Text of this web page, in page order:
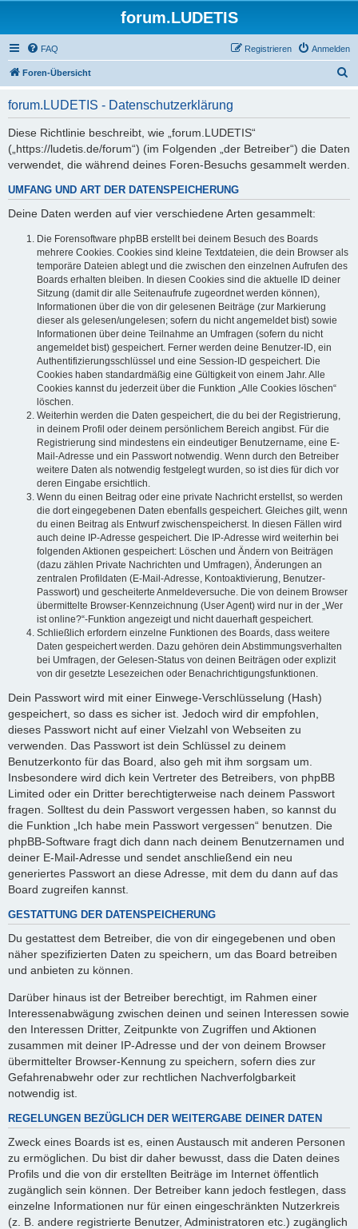
forum.LUDETIS
FAQ Anmelden
Registrieren
Foren-Übersicht
forum.LUDETIS - Datenschutzerklärung
Diese Richtlinie beschreibt, wie „forum.LUDETIS“
(„https://ludetis.de/forum“) (im Folgenden „der Betreiber“) die Daten
verwendet, die während deines Foren-Besuchs gesammelt werden.
UMFANG UND ART DER DATENSPEICHERUNG
Deine Daten werden auf vier verschiedene Arten gesammelt:
Die Forensoftware phpBB erstellt bei deinem Besuch des Boards
mehrere Cookies. Cookies sind kleine Textdateien, die dein Browser als
temporäre Dateien ablegt und die zwischen den einzelnen Aufrufen des
Boards erhalten bleiben. In diesen Cookies sind die aktuelle ID deiner
Sitzung (damit dir alle Seitenaufrufe zugeordnet werden können),
Informationen über die von dir gelesenen Beiträge (zur Markierung
dieser als gelesen/ungelesen; sofern du nicht angemeldet bist) sowie
Informationen über deine Teilnahme an Umfragen (sofern du nicht
angemeldet bist) gespeichert. Ferner werden deine Benutzer-ID, ein
Authentifizierungsschlüssel und eine Session-ID gespeichert. Die
Cookies haben standardmäßig eine Gültigkeit von einem Jahr. Alle
Cookies kannst du jederzeit über die Funktion „Alle Cookies löschen“
löschen.
Weiterhin werden die Daten gespeichert, die du bei der Registrierung,
in deinem Profil oder deinem persönlichem Bereich angibst. Für die
Registrierung sind mindestens ein eindeutiger Benutzername, eine E-
Mail-Adresse und ein Passwort notwendig. Wenn durch den Betreiber
weitere Daten als notwendig festgelegt wurden, so ist dies für dich vor
deren Eingabe ersichtlich.
Wenn du einen Beitrag oder eine private Nachricht erstellst, so werden
die dort eingegebenen Daten ebenfalls gespeichert. Gleiches gilt, wenn
du einen Beitrag als Entwurf zwischenspeicherst. In diesen Fällen wird
auch deine IP-Adresse gespeichert. Die IP-Adresse wird weiterhin bei
folgenden Aktionen gespeichert: Löschen und Ändern von Beiträgen
(dazu zählen Private Nachrichten und Umfragen), Änderungen an
zentralen Profildaten (E-Mail-Adresse, Kontoaktivierung, Benutzer-
Passwort) und gescheiterte Anmeldeversuche. Die von deinem Browser
übermittelte Browser-Kennzeichnung (User Agent) wird nur in der „Wer
ist online?“-Funktion angezeigt und nicht dauerhaft gespeichert.
Schließlich erfordern einzelne Funktionen des Boards, dass weitere
Daten gespeichert werden. Dazu gehören dein Abstimmungsverhalten
bei Umfragen, der Gelesen-Status von deinen Beiträgen oder explizit
von dir gesetzte Lesezeichen oder Benachrichtigungsfunktionen.
Dein Passwort wird mit einer Einwege-Verschlüsselung (Hash)
gespeichert, so dass es sicher ist. Jedoch wird dir empfohlen,
dieses Passwort nicht auf einer Vielzahl von Webseiten zu
verwenden. Das Passwort ist dein Schlüssel zu deinem
Benutzerkonto für das Board, also geh mit ihm sorgsam um.
Insbesondere wird dich kein Vertreter des Betreibers, von phpBB
Limited oder ein Dritter berechtigterweise nach deinem Passwort
fragen. Solltest du dein Passwort vergessen haben, so kannst du
die Funktion „Ich habe mein Passwort vergessen“ benutzen. Die
phpBB-Software fragt dich dann nach deinem Benutzernamen und
deiner E-Mail-Adresse und sendet anschließend ein neu
generiertes Passwort an diese Adresse, mit dem du dann auf das
Board zugreifen kannst.
GESTATTUNG DER DATENSPEICHERUNG
Du gestattest dem Betreiber, die von dir eingegebenen und oben
näher spezifizierten Daten zu speichern, um das Board betreiben
und anbieten zu können.
Darüber hinaus ist der Betreiber berechtigt, im Rahmen einer
Interessenabwägung zwischen deinen und seinen Interessen sowie
den Interessen Dritter, Zeitpunkte von Zugriffen und Aktionen
zusammen mit deiner IP-Adresse und der von deinem Browser
übermittelter Browser-Kennung zu speichern, sofern dies zur
Gefahrenabwehr oder zur rechtlichen Nachverfolgbarkeit
notwendig ist.
REGELUNGEN BEZÜGLICH DER WEITERGABE DEINER DATEN
Zweck eines Boards ist es, einen Austausch mit anderen Personen
zu ermöglichen. Du bist dir daher bewusst, dass die Daten deines
Profils und die von dir erstellten Beiträge im Internet öffentlich
zugänglich sein können. Der Betreiber kann jedoch festlegen, dass
einzelne Informationen nur für einen eingeschränkten Nutzerkreis
(z. B. andere registrierte Benutzer, Administratoren etc.) zugänglich